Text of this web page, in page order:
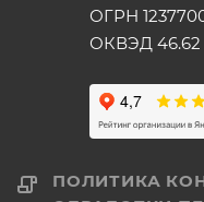
ОГРН
ОКВЭД 46.62
ПОЛИТИКА